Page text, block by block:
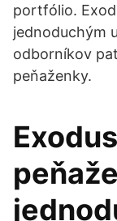
portfólio.
jednoduchým
odborníkov
peňaženky.